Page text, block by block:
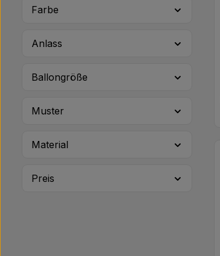
Farbe
Anlass
Ballongröße
Muster
Material
Preis